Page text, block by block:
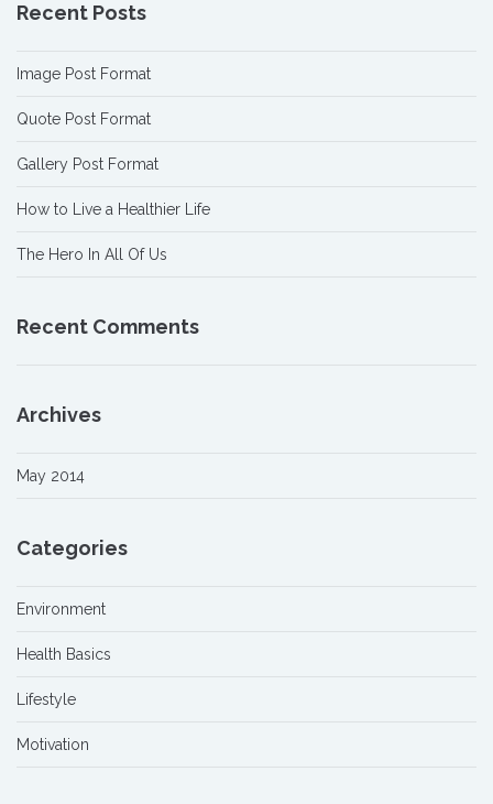
Recent Posts
Image Post Format
Quote Post Format
Gallery Post Format
How to Live a Healthier Life
The Hero In All Of Us
Recent Comments
Archives
May 2014
Categories
Environment
Health Basics
Lifestyle
Motivation